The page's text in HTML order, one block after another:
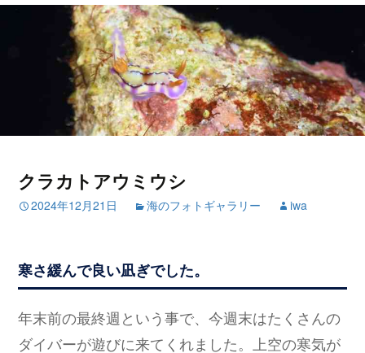
クラカトアウミウシ
2024年12月21日 海のフォトギャラリー iwa
寒さ緩んで良い凪ぎでした。
年末前の最終週という事で、今週末はたくさんの
ダイバーが遊びに来てくれました。上空の寒気が